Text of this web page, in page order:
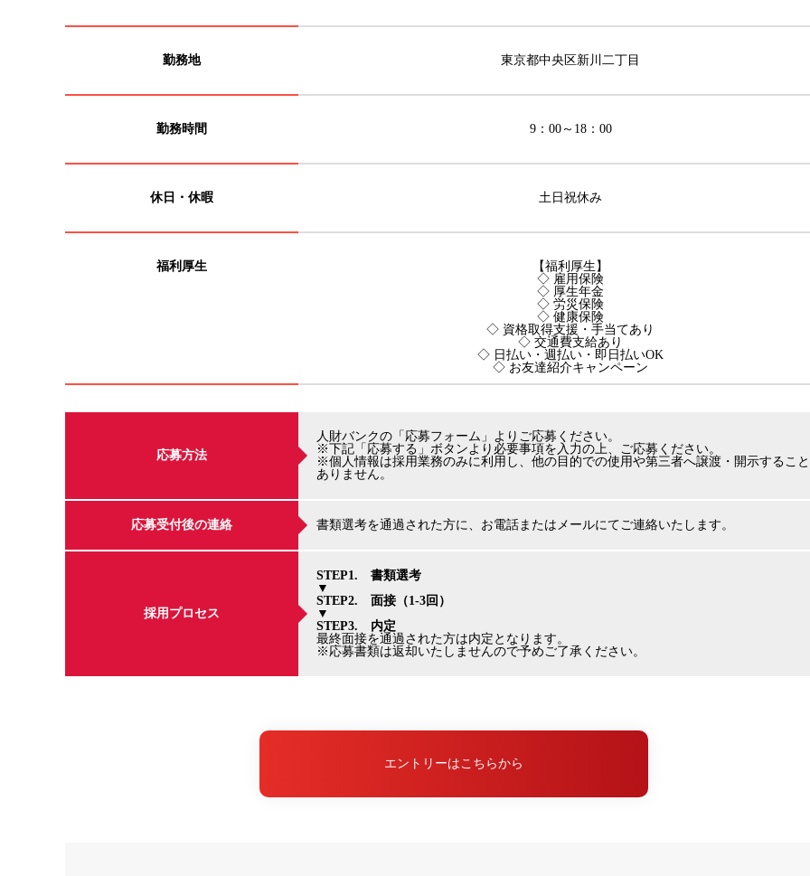
勤務地 東京都中央区新川二丁目
勤務時間 9：00～18：00
休日・休暇 土日祝休み
福利厚生
【福利厚生】
◇ 雇用保険
◇ 厚生年金
◇ 労災保険
◇ 健康保険
◇ 資格取得支援・手当てあり
◇ 交通費支給あり
◇ 日払い・週払い・即日払いOK
◇ お友達紹介キャンペーン
応募方法
人財バンクの「応募フォーム」よりご応募ください。
※下記「応募する」ボタンより必要事項を入力の上、ご応募ください。
※個人情報は採用業務のみに利用し、他の目的での使用や第三者へ譲渡・開示するこ
ありません。
応募受付後の連絡 書類選考を通過された方に、お電話またはメールにてご連絡いたします。
採用プロセス
STEP1. 書類選考
▼
STEP2. 面接（1-3回）
▼
STEP3. 内定
最終面接を通過された方は内定となります。
※応募書類は返却いたしませんので予めご了承ください。
エントリーはこちらから